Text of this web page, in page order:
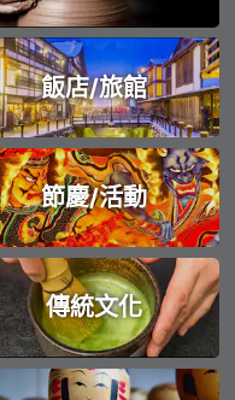
飯店/旅館
節慶/活動
傳統文化